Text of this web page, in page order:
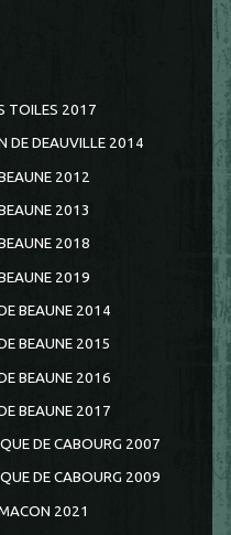
TOILES 2017
DE DEAUVILLE 2014
2012
2013
2018
2019
BEAUNE 2014
BEAUNE 2015
BEAUNE 2016
BEAUNE 2017
DE CABOURG 2007
DE CABOURG 2009
2021